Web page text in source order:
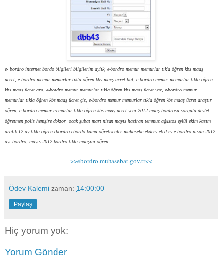
e- bordro internet bordo bilgileri bilgilerim aylık, e-bordro memur memurlar tıkla öğren kbs maaş
ücret, e-bordro memur memurlar tıkla öğren kbs maaş ücret bul, e-bordro memur memurlar tıkla öğren
kbs maaş ücret ara, e-bordro memur memurlar tıkla öğren kbs maaş ücret yaz, e-bordro memur
memurlar tıkla öğren kbs maaş ücret çiz, e-bordro memur memurlar tıkla öğren kbs maaş ücret araştır
öğren, e-bordro memur memurlar tıkla öğren kbs maaş ücret yeni 2012 maaş bordrosu sorgula devlet
öğretmen polis hemşire doktor ocak şubat mart nisan mayıs haziran temmuz ağustos eylül ekim kasım
aralık 12 ay tıkla öğren ebordro ebordo kamu öğretmenler muhasebe ekders ek ders e bordro nisan 2012
ayı bordro, mayıs 2012 bordro tıkla maaşını öğren
>>ebordro.muhasebat.gov.tr<<
Ödev Kalemi zaman: 14:00:00
Paylaş
Hiç yorum yok:
Yorum Gönder